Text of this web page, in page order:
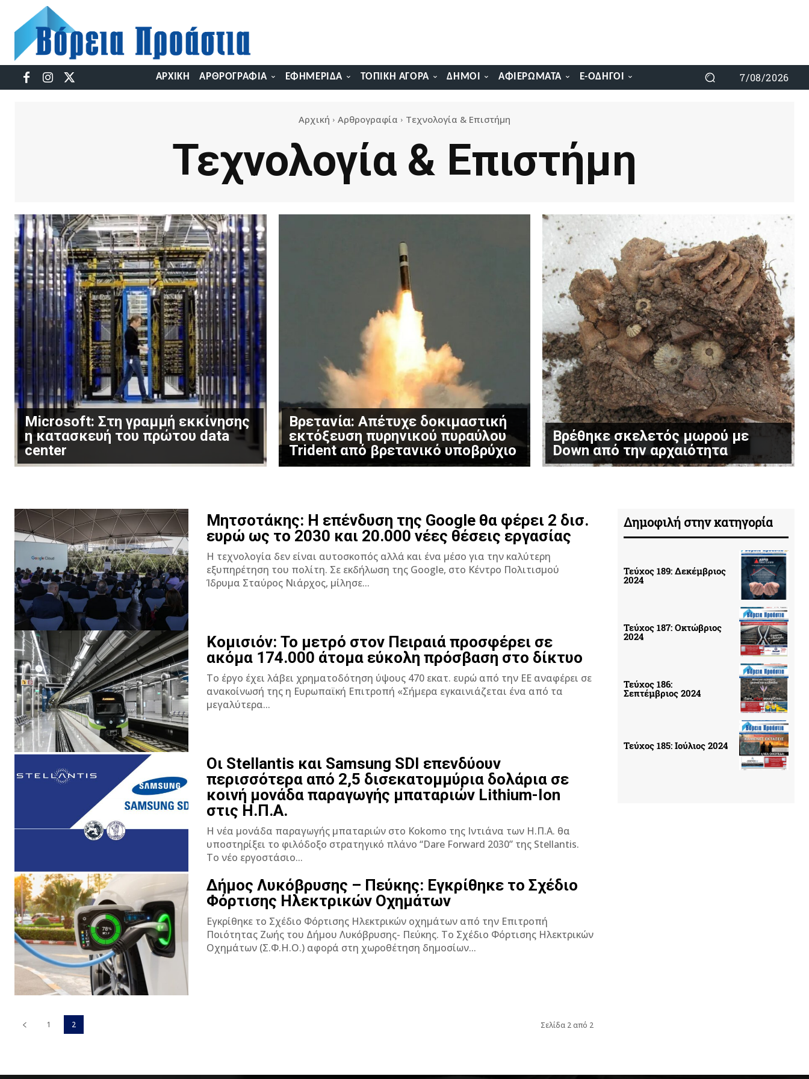
ΑΡΧΙΚΉ ΑΡΘΡΟΓΡΑΦΊΑ ΕΦΗΜΕΡΊΔΑ ΤΟΠΙΚΉ ΑΓΟΡΆ ΔΉΜΟΙ ΑΦΙΕΡΏΜΑΤΑ E-ΟΔΗΓΟΊ 7/08/2026
Αρχική Αρθρογραφία Τεχνολογία & Επιστήμη
Τεχνολογία & Επιστήμη
Microsoft: Στη γραμμή εκκίνησης
η κατασκευή του πρώτου data
center
Βρετανία: Απέτυχε δοκιμαστική
εκτόξευση πυρηνικού πυραύλου
Trident από βρετανικό υποβρύχιο
Βρέθηκε σκελετός μωρού με
Down από την αρχαιότητα
Μητσοτάκης: Η επένδυση της Google θα φέρει 2 δισ.
ευρώ ως το 2030 και 20.000 νέες θέσεις εργασίας
Η τεχνολογία δεν είναι αυτοσκοπός αλλά και ένα μέσο για την καλύτερη
εξυπηρέτηση του πολίτη. Σε εκδήλωση της Google, στο Κέντρο Πολιτισμού
Ίδρυμα Σταύρος Νιάρχος, μίλησε...
Κομισιόν: Το μετρό στον Πειραιά προσφέρει σε
ακόμα 174.000 άτομα εύκολη πρόσβαση στο δίκτυο
Το έργο έχει λάβει χρηματοδότηση ύψους 470 εκατ. ευρώ από την ΕΕ αναφέρει σε
ανακοίνωσή της η Ευρωπαϊκή Επιτροπή «Σήμερα εγκαινιάζεται ένα από τα
μεγαλύτερα...
Οι Stellantis και Samsung SDI επενδύουν
περισσότερα από 2,5 δισεκατομμύρια δολάρια σε
κοινή μονάδα παραγωγής μπαταριών Lithium-Ion
στις Η.Π.Α.
Η νέα μονάδα παραγωγής μπαταριών στο Kokomo της Ιντιάνα των Η.Π.Α. θα
υποστηρίξει το φιλόδοξο στρατηγικό πλάνο “Dare Forward 2030” της Stellantis.
Το νέο εργοστάσιο...
Δήμος Λυκόβρυσης – Πεύκης: Εγκρίθηκε το Σχέδιο
Φόρτισης Ηλεκτρικών Οχημάτων
Εγκρίθηκε το Σχέδιο Φόρτισης Ηλεκτρικών οχημάτων από την Επιτροπή
Ποιότητας Ζωής του Δήμου Λυκόβρυσης- Πεύκης. Το Σχέδιο Φόρτισης Ηλεκτρικών
Οχημάτων (Σ.Φ.Η.Ο.) αφορά στη χωροθέτηση δημοσίων...
1 2 Σελίδα 2 από 2
Δημοφιλή στην κατηγορία
Τεύχος 189: Δεκέμβριος
2024
Τεύχος 187: Οκτώβριος
2024
Τεύχος 186:
Σεπτέμβριος 2024
Τεύχος 185: Ιούλιος 2024